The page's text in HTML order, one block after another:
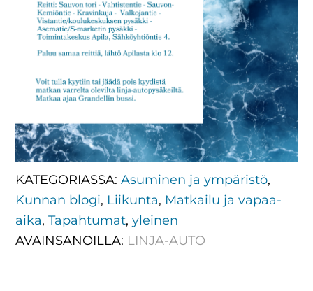
KATEGORIASSA:Asuminen ja ympäristö,
Kunnan blogi, Liikunta, Matkailu ja vapaa-
aika,Tapahtumat,yleinen
AVAINSANOILLA: LINJA-AUTO